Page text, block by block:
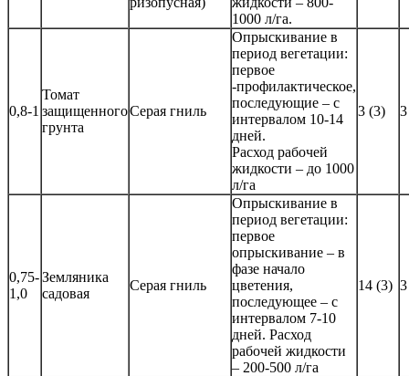
1000 л/га.
0,8-1
Томат
защищенного
грунта
Серая гниль
Опрыскивание в
период вегетации:
первое
-профилактическое,
последующие – с
интервалом 10-14
дней.
Расход рабочей
жидкости – до 1000
л/га
3 (3)
0,75-
1,0
Земляника
садовая
Серая гниль
Опрыскивание в
период вегетации:
первое
опрыскивание – в
фазе начало
цветения,
последующее – с
интервалом 7-10
дней. Расход
рабочей жидкости
– 200-500 л/га
14 (3)